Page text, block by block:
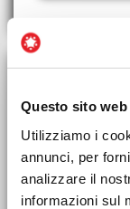
Questo sito
Utilizziamo i
annunci, per
analizzare il
informazioni sul
Pienissimo
che ti
redditività.